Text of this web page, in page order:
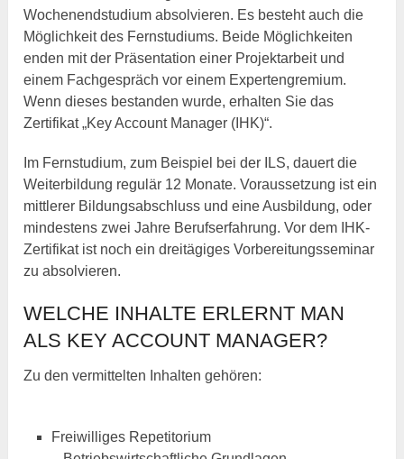
Wochenendstudium absolvieren. Es besteht auch die
Möglichkeit des Fernstudiums. Beide Möglichkeiten
enden mit der Präsentation einer Projektarbeit und
einem Fachgespräch vor einem Expertengremium.
Wenn dieses bestanden wurde, erhalten Sie das
Zertifikat „Key Account Manager (IHK)“.
Im Fernstudium, zum Beispiel bei der ILS, dauert die
Weiterbildung regulär 12 Monate. Voraussetzung ist ein
mittlerer Bildungsabschluss und eine Ausbildung, oder
mindestens zwei Jahre Berufserfahrung. Vor dem IHK-
Zertifikat ist noch ein dreitägiges Vorbereitungsseminar
zu absolvieren.
WELCHE INHALTE ERLERNT MAN
ALS KEY ACCOUNT MANAGER?
Zu den vermittelten Inhalten gehören:
Freiwilliges Repetitorium